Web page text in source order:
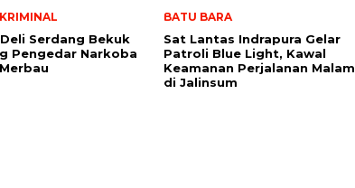
Serdang Bekuk
Pengedar Narkoba
BATU BARA
Sat Lantas Indrapura Gelar
Patroli Blue Light, Kawal
Keamanan Perjalanan Malam
di Jalinsum